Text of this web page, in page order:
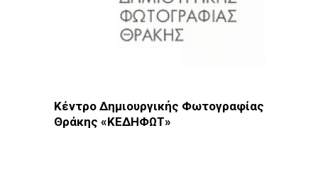
Κέντρο Δημιουργικής Φωτογραφίας
Θράκης «ΚΕΔΗΦΩΤ»